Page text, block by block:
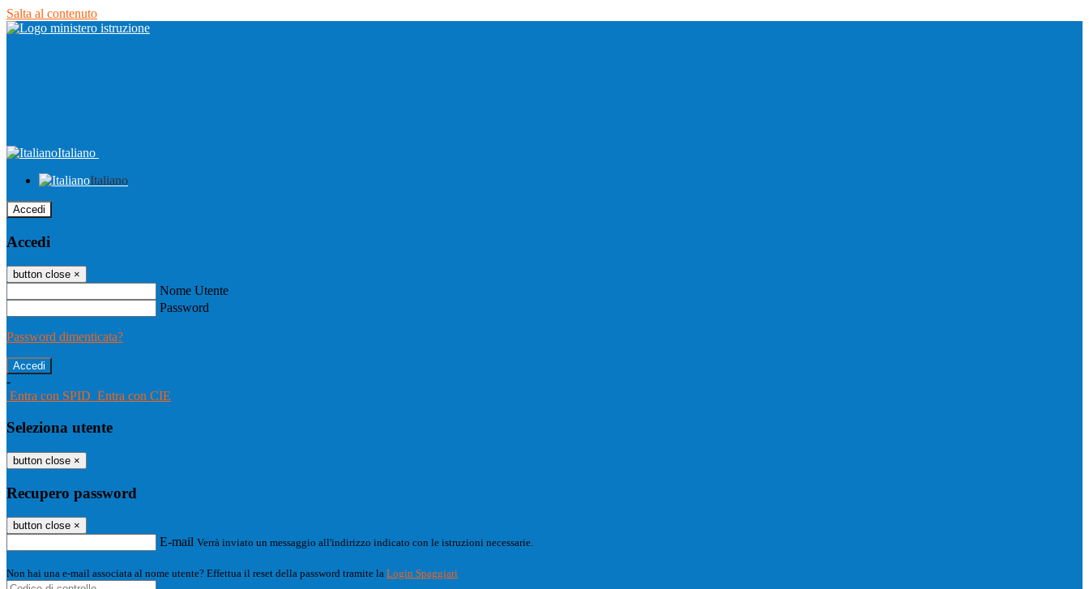
Salta al contenuto
Italiano
Italiano
Accedi
Accedi
button close ×
Nome Utente
Password
Password dimenticata?
-
Entra con SPID Entra con CIE
Seleziona utente
button close ×
Recupero password
button close ×
E-mail Verrà inviato un messaggio all'indirizzo indicato con le istruzioni necessarie.
Non hai una e-mail associata al nome utente? Effettua il reset della password tramite la Login Spaggiari